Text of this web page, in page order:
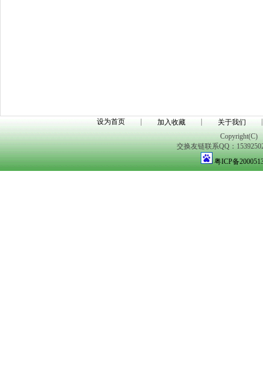
设为首页 加入收藏 关于我们
Copyright(C)
交换友链联系QQ：
粤ICP备